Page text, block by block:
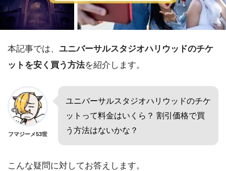
本記事では、 ユニバーサルスタジオハリウッドのチケ
ットを安く買う方法を紹介します。
フマジーメ53世
ユニバーサルスタジオハリウッドのチケ
ットって料金はいくら？ 割引価格で買
う方法はないかな？
こんな疑問に対してお答えします。